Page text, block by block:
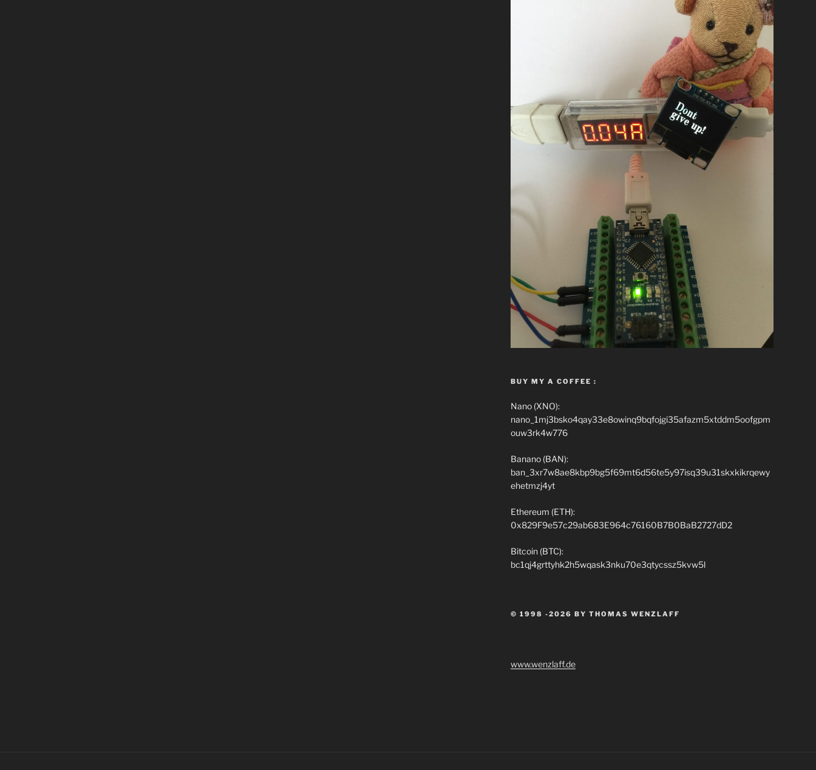
BUY MY A COFFEE :
Nano (XNO):
nano_1mj3bsko4qay33e8owinq9bqfojgi35afazm5xtddm5oofgpm
ouw3rk4w776
Banano (BAN):
ban_3xr7w8ae8kbp9bg5f69mt6d56te5y97isq39u31skxkikrqewy
ehetmzj4yt
Ethereum (ETH):
0x829F9e57c29ab683E964c76160B7B0BaB2727dD2
Bitcoin (BTC):
bc1qj4grttyhk2h5wqask3nku70e3qtycssz5kvw5l
© 1998 -2026 BY THOMAS WENZLAFF
www.wenzlaff.de